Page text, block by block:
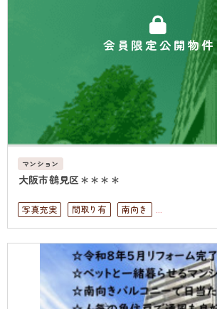
会員限定公開物件
マンション
大阪市鶴見区＊＊＊＊
写真充実 間取り有
南向き
リフォーム済
駅徒歩10分以内
ペット可
南面バルコニー
オートロック
上下水道完備
角部屋